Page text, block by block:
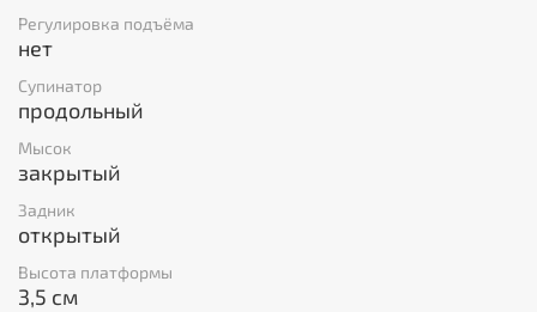
Регулировка подъёма
нет
Супинатор
продольный
Мысок
закрытый
Задник
открытый
Высота платформы
3,5 см